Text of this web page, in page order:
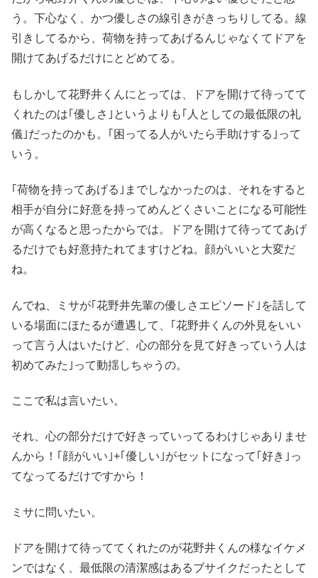
う。下心なく、かつ優しさの線引きがきっちりしてる。線
引きしてるから、荷物を持ってあげるんじゃなくてドアを
開けてあげるだけにとどめてる。
もしかして花野井くんにとっては、ドアを開けて待ってて
くれたのは｢優しさ｣というよりも｢人としての最低限の礼
儀｣だったのかも。｢困ってる人がいたら手助けする｣って
いう。
｢荷物を持ってあげる｣までしなかったのは、それをすると
相手が自分に好意を持ってめんどくさいことになる可能性
が高くなると思ったからでは。ドアを開けて待っててあげ
るだけでも好意持たれてますけどね。顔がいいと大変だ
ね。
んでね、ミサが｢花野井先輩の優しさエピソード｣を話して
いる場面にほたるが遭遇して、｢花野井くんの外見をいい
って言う人はいたけど、心の部分を見て好きっていう人は
初めてみた｣って動揺しちゃうの。
ここで私は言いたい。
それ、心の部分だけで好きっていってるわけじゃありませ
んから！｢顔がいい｣+｢優しい｣がセットになって｢好き｣っ
てなってるだけですから！
ミサに問いたい。
ドアを開けて待っててくれたのが花野井くんの様なイケメ
ンではなく、最低限の清潔感はあるブサイクだったとして